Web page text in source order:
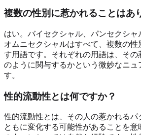
複数の性別に惹かれることはあ
はい。バイセクシャル、パンセクシャ
オムニセクシャルはすべて、複数の
す用語です。それぞれの用語は、そ
のように関与するかという微妙なニュ
す。
性的流動性とは何ですか？
性的流動性とは、その人の惹かれるパ
ともに変化する可能性があることを